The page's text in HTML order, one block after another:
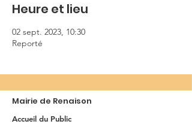
Heure et lieu
02 sept. 2023, 10:30
Reporté
Mairie de Renaison
Accueil du Public